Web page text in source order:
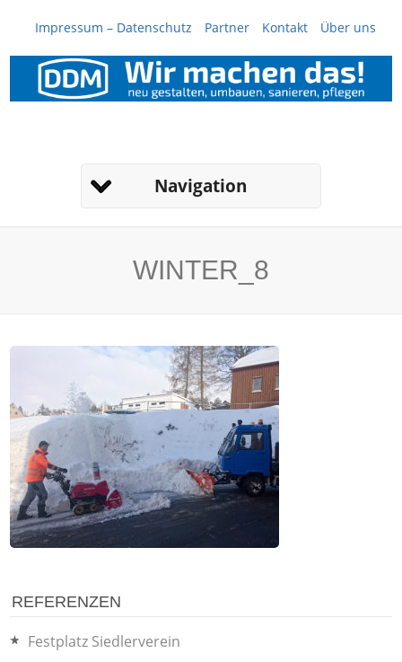
Impressum – Datenschutz Partner Kontakt Über uns
Navigation
WINTER_8
REFERENZEN
Festplatz Siedlerverein